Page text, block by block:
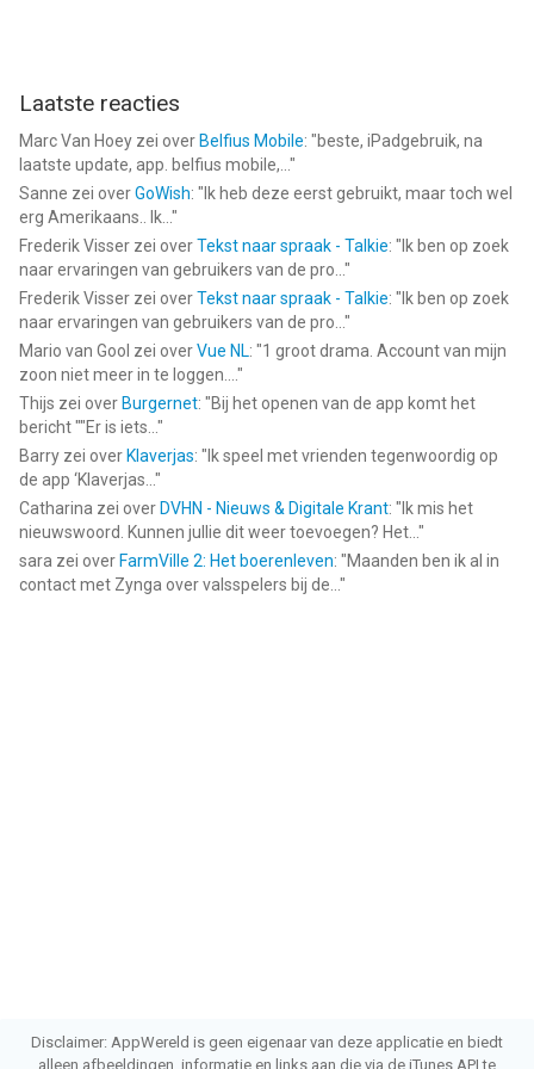
Laatste reacties
Marc Van Hoey zei over Belfius Mobile: "beste, iPadgebruik, na
laatste update, app. belfius mobile,... "
Sanne zei overGoWish: " Ik heb deze eerst gebruikt, maar toch wel
erg Amerikaans.. Ik... "
Frederik Visser zei overTekst naar spraak - Talkie: " Ik ben op zoek
naar ervaringen van gebruikers van de pro... "
Frederik Visser zei overTekst naar spraak - Talkie: " Ik ben op zoek
naar ervaringen van gebruikers van de pro... "
Mario van Gool zei overVue NL: "1 groot drama. Account van mijn
zoon niet meer in te loggen.... "
Thijs zei over Burgernet: "Bij het openen van de app komt het
bericht ""Er is iets... "
Barry zei over Klaverjas: " Ik speel met vrienden tegenwoordig op
de app ‘Klaverjas... "
Catharina zei over DVHN - Nieuws & Digitale Krant: " Ik mis het
nieuwswoord. Kunnen jullie dit weer toevoegen? Het... "
sara zei over FarmVille 2: Het boerenleven: "Maanden ben ik al in
contact met Zynga over valsspelers bij de... "
Disclaimer: AppWereld is geen eigenaar van deze applicatie en biedt
alleen afbeeldingen, informatie en links aan die via de iTunes API te